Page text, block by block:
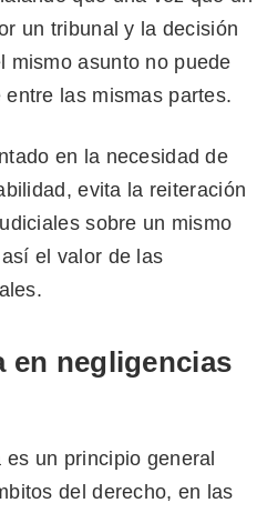
un tribunal y la decisión
mismo asunto no puede
las mismas partes.
en la necesidad de
evita la reiteración
sobre un mismo
el valor de las
en negligencias
un principio general
del derecho, en las